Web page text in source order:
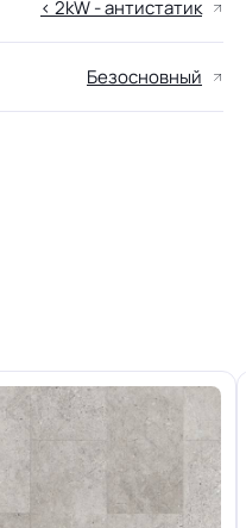
< 2kW - антистатик
Безосновный
+-10% мм
34/43 кл.